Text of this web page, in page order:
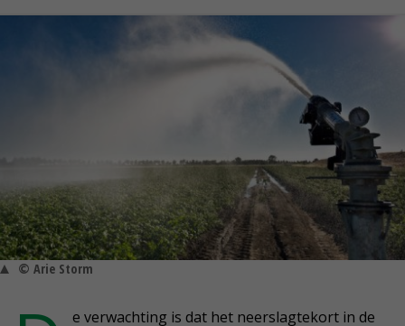
© Arie Storm
e verwachting is dat het neerslagtekort in de